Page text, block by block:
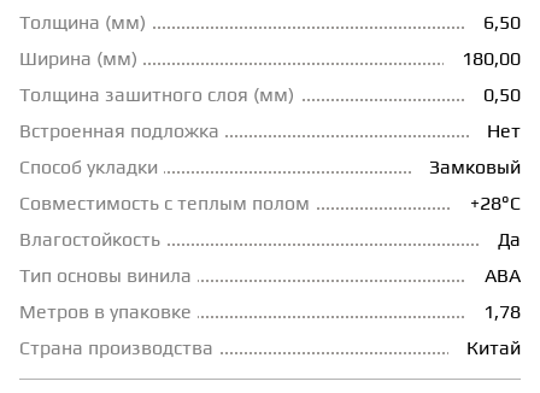
ТЕРМОПАРКЕТ
ЭКОМАССИВ
МАССИВНАЯ ДОСКА
Толщина (мм)
6,50
Ширина (мм)
180,00
Толщина зашитного слоя (мм)
0,50
Встроенная подложка
Нет
Способ укладки
Замковый
Совместимость с теплым полом
+28°С
Влагостойкость
Да
Тип основы винила
ABA
Метров в упаковке
1,78
Страна производства
Китай